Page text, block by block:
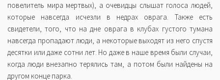
повелитель мира мертвых), а очевидцы слышат голоса людей,
которые навсегда исчезли в недрах оврага. Также есть
свидетели, того, что на дне оврага в клубах густого тумана
навсегда пропадают люди, а некоторые выходят из него спустя
десятки или даже сотни лет. Но даже в наше время были случаи,
когда люди внезапно терялись там, а потом были найдены на
другом конце парка.